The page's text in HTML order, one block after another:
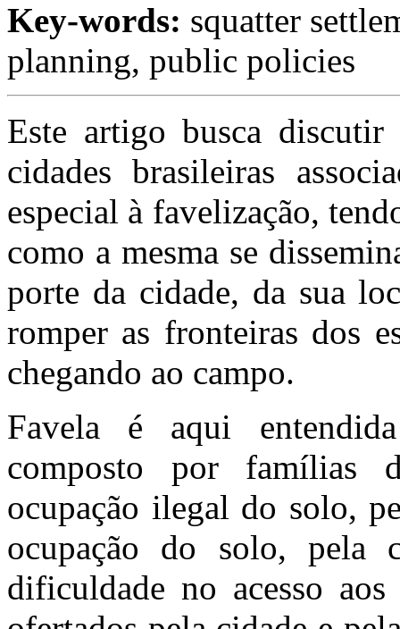
Key-words: squatter
planning, public policies
Este artigo busca discutir
cidades brasileiras
especial à favelização,
como a mesma se
porte da cidade, da sua
romper as fronteiras dos
chegando ao campo.
Favela é aqui
composto por famílias
ocupação ilegal do solo,
ocupação do solo, pela
dificuldade no acesso